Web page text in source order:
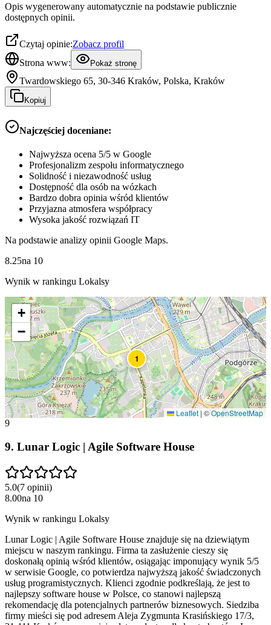
Opis wygenerowany automatycznie na podstawie publicznie
dostępnych opinii.
Czytaj opinie:Zobacz profil
Strona www:
Pokaż stronę
Twardowskiego 65, 30-346 Kraków, Polska, Kraków
Kopiuj
Najczęściej doceniane:
Najwyższa ocena 5/5 w Google
Profesjonalizm zespołu informatycznego
Solidność i niezawodność usług
Dostępność dla osób na wózkach
Bardzo dobra opinia wśród klientów
Przyjazna atmosfera współpracy
Wysoka jakość rozwiązań IT
Na podstawie analizy opinii Google Maps.
8.25na 10
Wynik w rankingu Lokalsy
1
+
−
Leaflet | ©OpenStreetMap
9
9. Lunar Logic | Agile Software House
5.0(7 opinii)
8.00na 10
Wynik w rankingu Lokalsy
Lunar Logic | Agile Software House znajduje się na dziewiątym
miejscu w naszym rankingu. Firma ta zasłużenie cieszy się
doskonałą opinią wśród klientów, osiągając imponujący wynik 5/5
w serwisie Google, co potwierdza najwyższą jakość świadczonych
usług programistycznych. Klienci zgodnie podkreślają, że jest to
najlepszy software house w Polsce, co stanowi najlepszą
rekomendację dla potencjalnych partnerów biznesowych. Siedziba
firmy mieści się pod adresem Aleja Zygmunta Krasińskiego 17/3,